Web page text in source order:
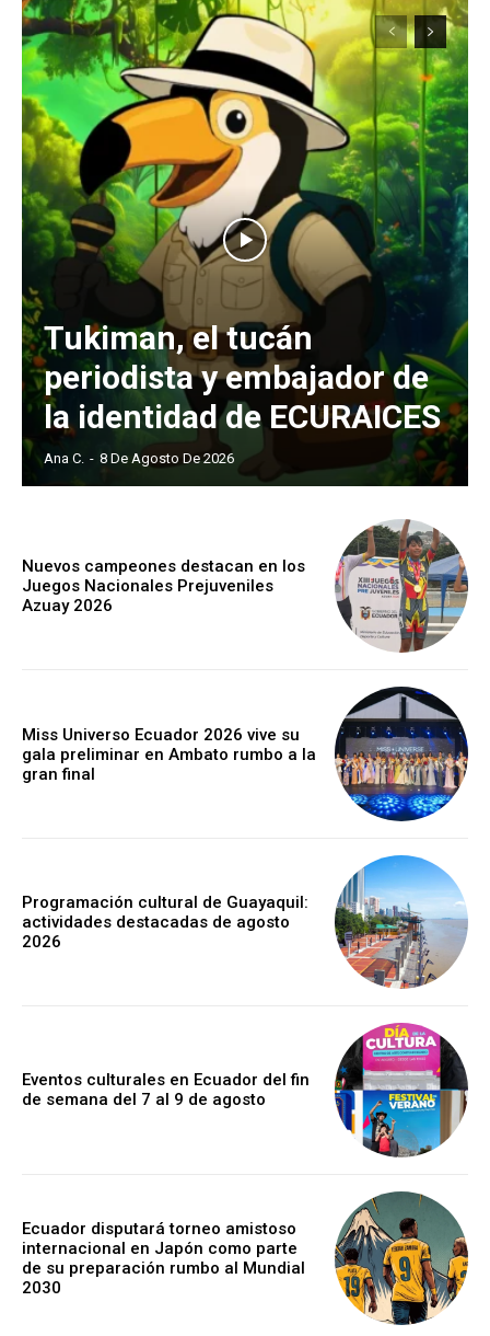
Tukiman, el tucán
periodista y embajador de
la identidad de ECURAICES
Ana C. - 8 De Agosto De 2026
Nuevos campeones destacan en los
Juegos Nacionales Prejuveniles
Azuay 2026
Miss Universo Ecuador 2026 vive su
gala preliminar en Ambato rumbo a la
gran final
Programación cultural de Guayaquil:
actividades destacadas de agosto
2026
Eventos culturales en Ecuador del fin
de semana del 7 al 9 de agosto
Ecuador disputará torneo amistoso
internacional en Japón como parte
de su preparación rumbo al Mundial
2030